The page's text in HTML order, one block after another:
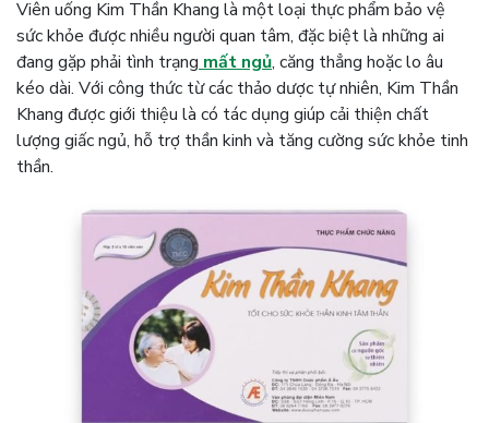
Viên uống Kim Thần Khang là một loại thực phẩm bảo vệ
sức khỏe được nhiều người quan tâm, đặc biệt là những ai
đang gặp phải tình trạng mất ngủ, căng thẳng hoặc lo âu
kéo dài. Với công thức từ các thảo dược tự nhiên, Kim Thần
Khang được giới thiệu là có tác dụng giúp cải thiện chất
lượng giấc ngủ, hỗ trợ thần kinh và tăng cường sức khỏe tinh
thần.